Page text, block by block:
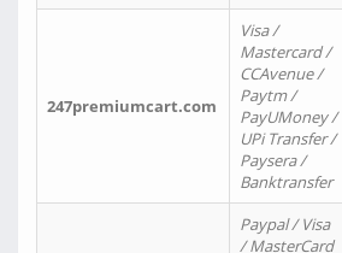
247premiumcart.com
Visa /
Mastercard /
CCAvenue /
Paytm /
PayUMoney /
UPi Transfer /
Paysera /
Banktransfer
Paypal / Visa
/ MasterCard